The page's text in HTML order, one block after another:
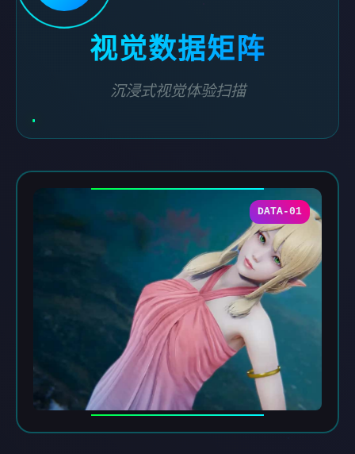
视觉数据矩阵
沉浸式视觉体验扫描
DATA-01